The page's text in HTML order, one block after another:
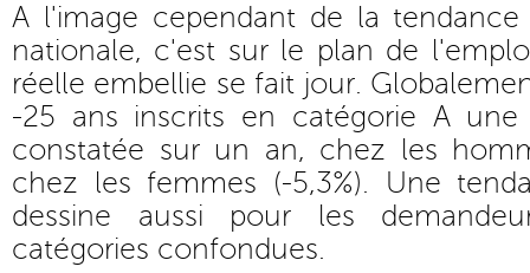
A l'image cependant de la
nationale, c'est sur le plan de
réelle embellie se fait jour.
-25 ans inscrits en catégorie A une
constatée sur un an, chez les
chez les femmes (-5,3%). Une
dessine aussi pour les
catégories confondues.